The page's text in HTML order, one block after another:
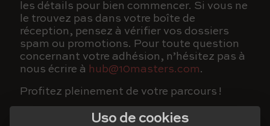
les détails pour bien commencer. Si vous ne
le trouvez pas dans votre boîte de
réception, pensez à vérifier vos dossiers
spam ou promotions. Pour toute question
concernant votre adhésion, n’hésitez pas à
nous écrire à hub@10masters.com.
Profitez pleinement de votre parcours !
Uso de cookies